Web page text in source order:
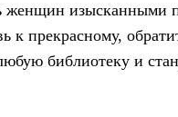
изысканными
прекрасному,
библиотеку и